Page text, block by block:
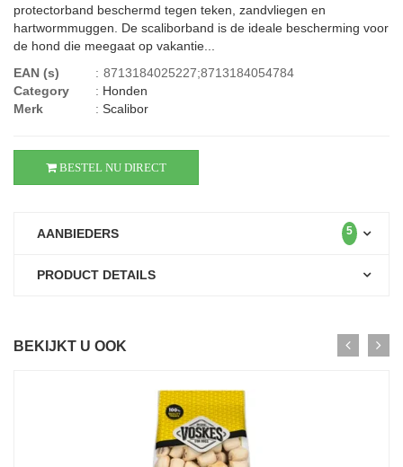
protectorband beschermd tegen teken, zandvliegen en
hartwormmuggen. De scaliborband is de ideale bescherming voor
de hond die meegaat op vakantie...
EAN (s)
: 8713184025227;8713184054784
Category
: Honden
Merk
: Scalibor
BESTEL NU DIRECT
AANBIEDERS 5
PRODUCT DETAILS
BEKIJKT U OOK